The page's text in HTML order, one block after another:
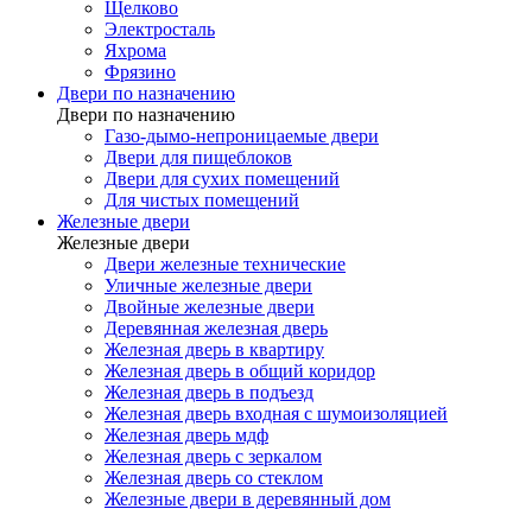
Щелково
Электросталь
Яхрома
Фрязино
Двери по назначению
Двери по назначению
Газо-дымо-непроницаемые двери
Двери для пищеблоков
Двери для сухих помещений
Для чистых помещений
Железные двери
Железные двери
Двери железные технические
Уличные железные двери
Двойные железные двери
Деревянная железная дверь
Железная дверь в квартиру
Железная дверь в общий коридор
Железная дверь в подъезд
Железная дверь входная с шумоизоляцией
Железная дверь мдф
Железная дверь с зеркалом
Железная дверь со стеклом
Железные двери в деревянный дом